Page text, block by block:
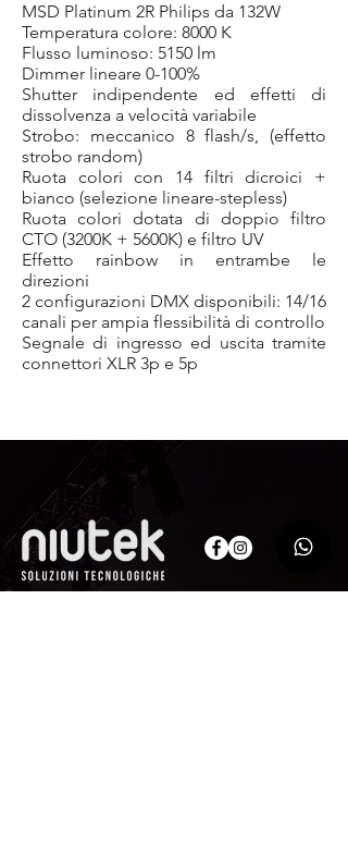
MSD Platinum 2R Philips da 132W
Temperatura colore: 8000 K
Flusso luminoso: 5150 lm
Dimmer lineare 0-100%
Shutter indipendente ed effetti di
dissolvenza a velocità variabile
Strobo: meccanico 8 flash/s, (effetto
strobo random)
Ruota colori con 14 filtri dicroici +
bianco (selezione lineare-stepless)
Ruota colori dotata di doppio filtro
CTO (3200K + 5600K) e filtro UV
Effetto rainbow in entrambe le
direzioni
2 configurazioni DMX disponibili: 14/16
canali per ampia flessibilità di controllo
Segnale di ingresso ed uscita tramite
connettori XLR 3p e 5p